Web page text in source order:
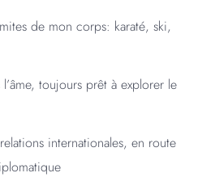
de mon corps: karaté, ski,
toujours prêt à explorer le
internationales, en route